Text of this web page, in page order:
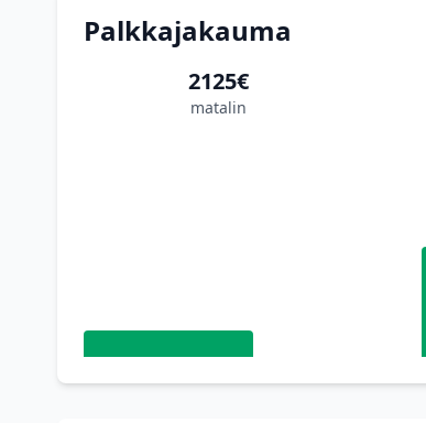
Palkkajakauma
2125€
matalin